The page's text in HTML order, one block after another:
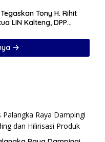
Tony H. Rihit
LIN Kalteng, DPP